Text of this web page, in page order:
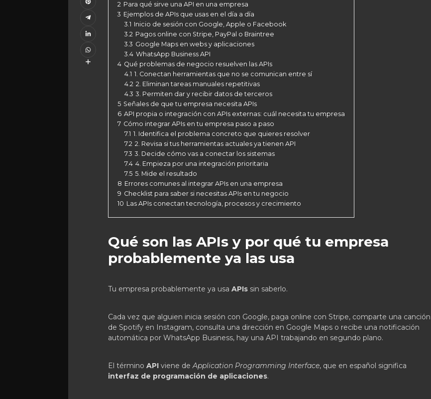
2 Para qué sirve una API en una empresa
3 Ejemplos de APIs que usas en el día a día
3.1 Inicio de sesión con Google, Apple o Facebook
3.2 Pagos online con Stripe, PayPal o Braintree
3.3 Google Maps en webs y aplicaciones
3.4 WhatsApp Business API
4 Qué problemas de negocio resuelven las APIs
4.1 1. Conectan herramientas que no se comunican entre sí
4.2 2. Eliminan tareas manuales repetitivas
4.3 3. Permiten dar y recibir datos de terceros
5 Señales de que tu empresa necesita APIs
6 API propia o integración con APIs externas: cuál necesita tu empresa
7 Cómo integrar APIs en tu empresa paso a paso
7.1 1. Identifica el problema concreto que quieres resolver
7.2 2. Revisa si tus herramientas actuales ya tienen API
7.3 3. Decide cómo vas a conectar los sistemas
7.4 4. Empieza por una integración prioritaria
7.5 5. Mide el resultado
8 Errores comunes al integrar APIs en una empresa
9 Checklist para saber si necesitas APIs en tu negocio
10 Las APIs conectan tecnología, procesos y crecimiento
Qué son las APIs y por qué tu empresa
probablemente ya las usa
Tu empresa probablemente ya usa APIs sin saberlo.
Cada vez que alguien inicia sesión con Google, paga online con Stripe, comparte una canción
de Spotify en Instagram, consulta una dirección en Google Maps o recibe una notificación
automática por WhatsApp Business, hay una API trabajando en segundo plano.
El término API viene deApplication Programming Interface, que en español significa
interfaz de programación de aplicaciones.